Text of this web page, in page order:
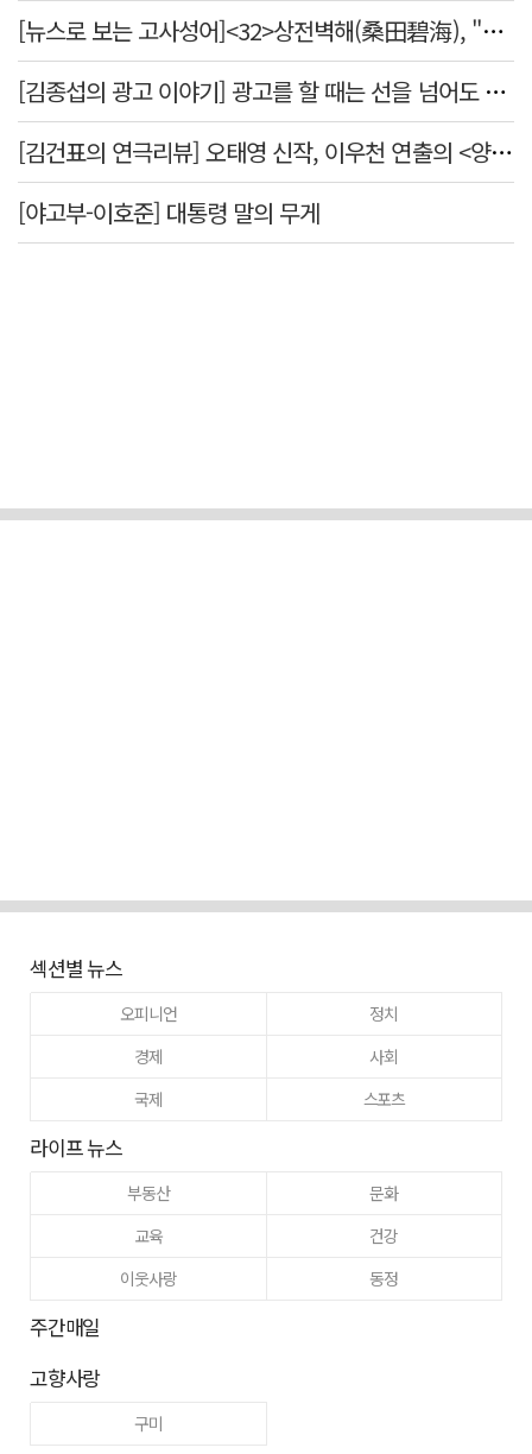
[뉴스로 보는 고사성어]<32>상전벽해(桑田碧海), "뽕나무밭이 푸른 바다가 되었다."
[김종섭의 광고 이야기] 광고를 할 때는 선을 넘어도 좋습니다.
[김건표의 연극리뷰] 오태영 신작, 이우천 연출의 <양은 양순하다>"국민을 온순한 양으로 길들이는 전체주의적 정치의 알레고리"
[야고부-이호준] 대통령 말의 무게
섹션별 뉴스
오피니언
정치
경제
사회
국제
스포츠
라이프 뉴스
부동산
문화
교육
건강
이웃사랑
동정
주간매일
고향사랑
구미